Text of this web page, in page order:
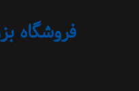
فروشگاه